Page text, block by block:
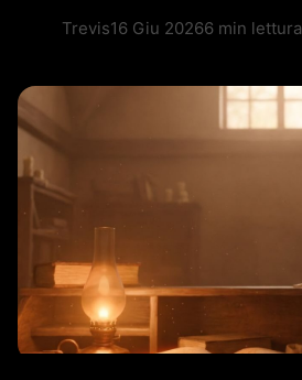
Trevis16 Giu 20266 min lettura